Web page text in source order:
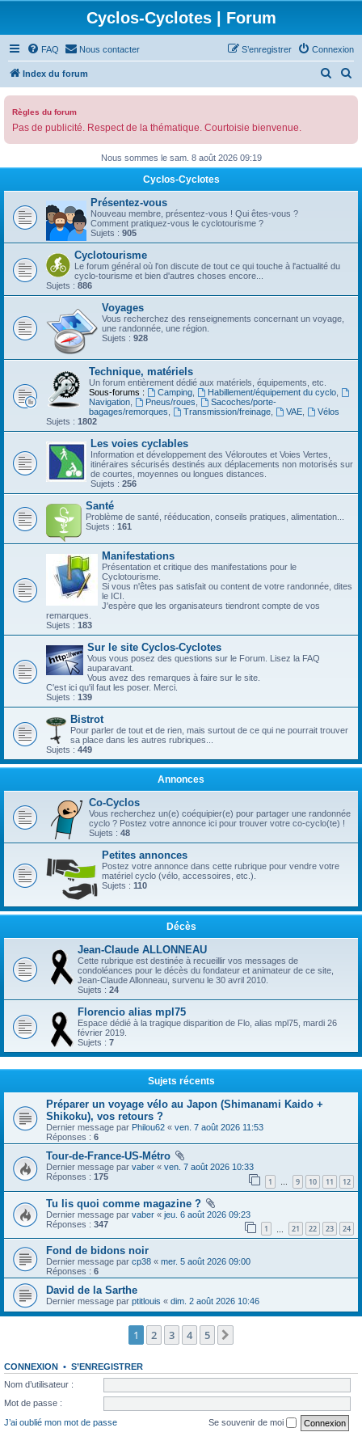
Cyclos-Cyclotes | Forum
FAQ Nous contacter Connexion
S’enregistrer
Index du forum
r
c
r
r
c
r
Règles du forum
Pas de publicité. Respect de la thématique. Courtoisie bienvenue.
Nous sommes le sam. 8 août 2026 09:19
Cyclos-Cyclotes
Présentez-vous
Nouveau membre, présentez-vous ! Qui êtes-vous ?
Comment pratiquez-vous le cyclotourisme ?
Sujets : 905
Cyclotourisme
Le forum général où l'on discute de tout ce qui touche à l'actualité du
cyclo-tourisme et bien d'autres choses encore...
Sujets : 886
Voyages
Vous recherchez des renseignements concernant un voyage,
une randonnée, une région.
Sujets : 928
Technique, matériels
Un forum entièrement dédié aux matériels, équipements, etc.
Sous-forums :
Camping, Habillement/équipement du cyclo,
Navigation
Pneus/roues
Sacoches/porte-
bagages/remorques
Transmission/freinage, VAE,
Vélos
Sujets : 1802
Les voies cyclables
Information et développement des Véloroutes et Voies Vertes,
itinéraires sécurisés destinés aux déplacements non motorisés sur
de courtes, moyennes ou longues distances.
Sujets : 256
Santé
Problème de santé, rééducation, conseils pratiques, alimentation...
Sujets : 161
Manifestations
Présentation et critique des manifestations pour le
Cyclotourisme.
Si vous n'êtes pas satisfait ou content de votre randonnée, dites
le ICI.
J'espère que les organisateurs tiendront compte de vos
remarques.
Sujets : 183
Sur le site Cyclos-Cyclotes
Vous vous posez des questions sur le Forum. Lisez la FAQ
auparavant.
Vous avez des remarques à faire sur le site.
C'est ici qu'il faut les poser. Merci.
Sujets : 139
Bistrot
Pour parler de tout et de rien, mais surtout de ce qui ne pourrait trouver
sa place dans les autres rubriques...
Sujets : 449
Annonces
Co-Cyclos
Vous recherchez un(e) coéquipier(e) pour partager une randonnée
cyclo ? Postez votre annonce ici pour trouver votre co-cyclo(te) !
Sujets : 48
Petites annonces
Postez votre annonce dans cette rubrique pour vendre votre
matériel cyclo (vélo, accessoires, etc.).
Sujets : 110
Décès
Jean-Claude ALLONNEAU
Cette rubrique est destinée à recueillir vos messages de
condoléances pour le décès du fondateur et animateur de ce site,
Jean-Claude Allonneau, survenu le 30 avril 2010.
Sujets : 24
Florencio alias mpl75
Espace dédié à la tragique disparition de Flo, alias mpl75, mardi 26
février 2019.
Sujets : 7
Sujets récents
Préparer un voyage vélo au Japon (Shimanami Kaido +
Shikoku), vos retours ?
Dernier message par Philou62 « ven. 7 août 2026 11:53
Réponses : 6
Tour-de-France-US-Métro
Dernier message par vaber « ven. 7 août 2026 10:33
Réponses : 175 1 … 9 10 11 12
Tu lis quoi comme magazine ?
Dernier message par vaber « jeu. 6 août 2026 09:23
Réponses : 347 1 21 22 23 24
Fond de bidons noir
Dernier message par cp38 « mer. 5 août 2026 09:00
Réponses : 6
David de la Sarthe
Dernier message par ptitlouis « dim. 2 août 2026 10:46
1 2 3 4 5
CONNEXION • S’ENREGISTRER
Nom d’utilisateur :
Mot de passe :
J’ai oublié mon mot de passe
Se souvenir de moi